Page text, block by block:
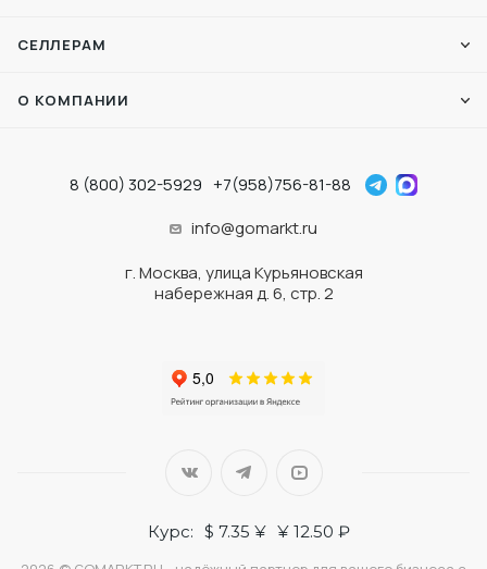
СЕЛЛЕРАМ
О КОМПАНИИ
8 (800) 302-5929 +7(958)756-81-88
info@gomarkt.ru
г. Москва, улица Курьяновская
набережная д. 6, стр. 2
Курс: $ 7.35 ¥ ¥ 12.50 ₽